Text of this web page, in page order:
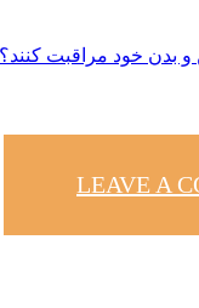
و بدن خود مراقبت کنند؟
LEAVE A